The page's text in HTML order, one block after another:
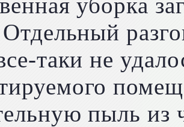
таки не
пыль